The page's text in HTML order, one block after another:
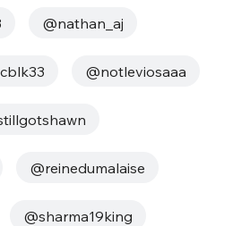
@nathan_aj
@notleviosaaa
@reinedumalaise
@sharma19king